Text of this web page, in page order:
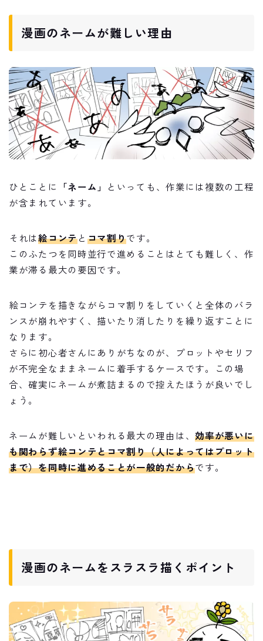
漫画のネームが難しい理由
ひとことに 「ネーム」
といっても、作業には複数の工程
が含まれています。
それは絵コンテと コマ割りです。
このふたつを同時並行で進めることはとても難しく、作
業が滞る最大の要因です。
絵コンテを描きながらコマ割りをしていくと全体のバラ
ンスが崩れやすく、描いたり消したりを繰り返すことに
なります。
さらに初心者さんにありがちなのが、プロットやセリフ
が不完全なままネームに着手するケースです。この場
合、確実にネームが煮詰まるので控えたほうが良いでし
ょう。
ネームが難しいといわれる最大の理由は、効率が悪いに
も関わらず絵コンテとコマ割り（人によってはプロット
まで）を同時に進めることが一般的だからです。
漫画のネームをスラスラ描くポイント